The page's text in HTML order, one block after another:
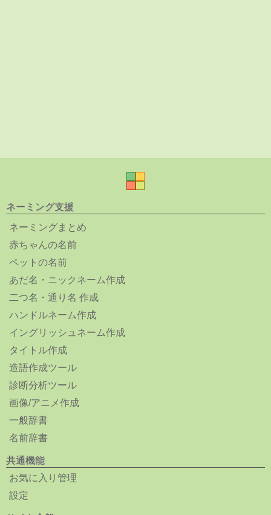
ネーミング支援
ネーミングまとめ
赤ちゃんの名前
ペットの名前
あだ名・ニックネーム作成
二つ名・通り名 作成
ハンドルネーム作成
イングリッシュネーム作成
タイトル作成
造語作成ツール
診断分析ツール
画像/アニメ作成
一般辞書
名前辞書
共通機能
お気に入り管理
設定